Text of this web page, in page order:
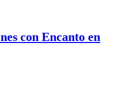
con Encanto en